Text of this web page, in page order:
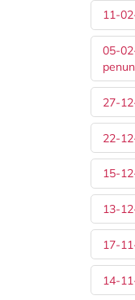
11-
05-
27-
22-
15-
13-
17-
14-